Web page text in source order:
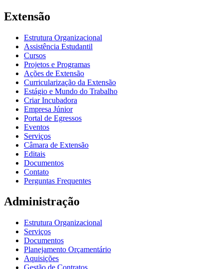
Extensão
Estrutura Organizacional
Assistência Estudantil
Cursos
Projetos e Programas
Ações de Extensão
Curricularização da Extensão
Estágio e Mundo do Trabalho
Criar Incubadora
Empresa Júnior
Portal de Egressos
Eventos
Serviços
Câmara de Extensão
Editais
Documentos
Contato
Perguntas Frequentes
Administração
Estrutura Organizacional
Serviços
Documentos
Planejamento Orçamentário
Aquisições